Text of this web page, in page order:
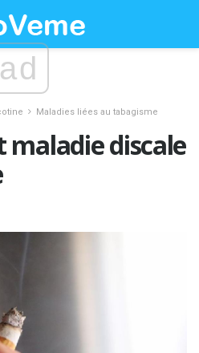
ad
Maladies liées au tabagisme
maladie discale